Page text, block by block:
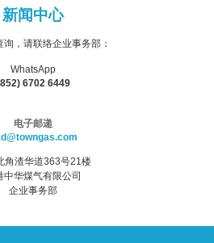
新闻中心
询，请联络企业事务部：
WhatsApp
6702 6449
电子邮递
角渣华道363号21楼
中华煤气有限公司
企业事务部